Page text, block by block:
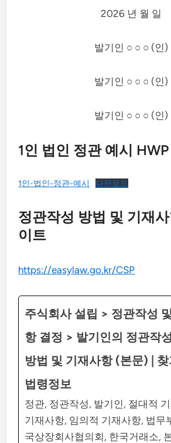
2026 년 월 일
발기인 ○ ○ ○ (인)
발기인 ○ ○ ○ (인)
발기인 ○ ○ ○ (인)
1인 법인 정관 예시
1인-법인-정관-예시 다운로드
정관작성 방법 및 기재
이트
https://easylaw.go.kr/CSP
주식회사 설립 > 정관작성
항 결정 > 발기인의 정관작
방법 및 기재사항 (본문) |
법령정보
정관, 정관작성, 발기인, 절대적
기재사항, 임의적 기재사항, 법무
국상장회사협의회, 한국거래소,